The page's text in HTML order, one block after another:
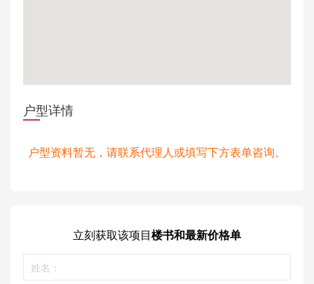
户型详情
户型资料暂无，请联系代理人或填写下方表单咨询。
立刻获取该项目楼书和最新价格单